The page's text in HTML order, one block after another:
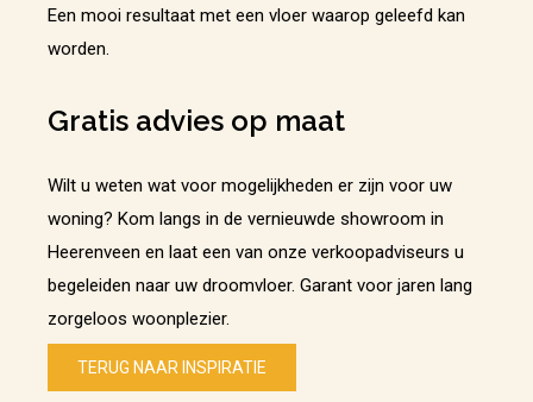
Een mooi resultaat met een vloer waarop geleefd kan
worden.
Gratis advies op maat
Wilt u weten wat voor mogelijkheden er zijn voor uw
woning? Kom langs in de vernieuwde showroom in
Heerenveen en laat een van onze verkoopadviseurs u
begeleiden naar uw droomvloer. Garant voor jaren lang
zorgeloos woonplezier.
TERUG NAAR INSPIRATIE